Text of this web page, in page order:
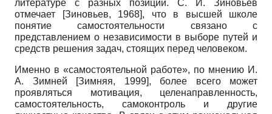
литературе с разных позиций. С. И. Зиновьев
отмечает
[Зиновьев, 1968], что в высшей школе
понятие самостоятельности связано с
представлением о независимости в выборе путей и
средств решения задач, стоящих перед человеком.
Именно в «самостоятельной работе», по мнению И.
А. Зимней
[Зимняя, 1999], более всего может
проявляться мотивация, целенаправленность,
самостоятельность, самоконтроль и другие